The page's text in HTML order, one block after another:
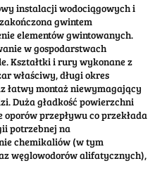
instalacji wodociągowych i
gwintem
elementów gwintowanych.
w gospodarstwach
Kształtki i rury wykonane z
właściwy, długi okres
łatwy montaż niewymagający
Duża gładkość powierzchni
przepływu co przekłada
potrzebnej na
chemikaliów (w tym
węglowodorów alifatycznych),